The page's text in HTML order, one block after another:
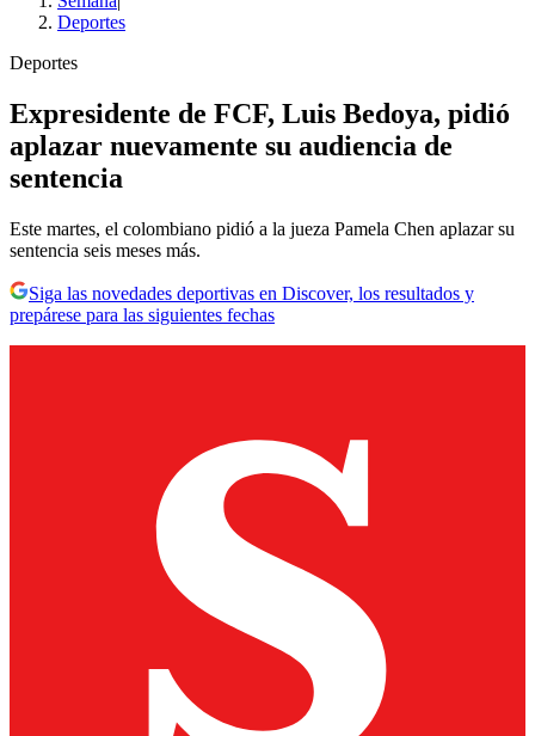
Deportes
Deportes
Expresidente de FCF, Luis Bedoya, pidió
aplazar nuevamente su audiencia de
sentencia
Este martes, el colombiano pidió a la jueza Pamela Chen aplazar su
sentencia seis meses más.
Siga las novedades deportivas en Discover, los resultados y
prepárese para las siguientes fechas